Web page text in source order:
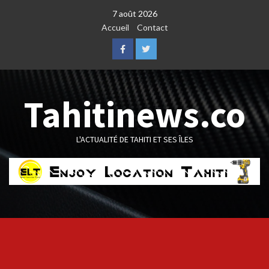
7 août 2026
Accueil
Contact
FacebookTwitter
Tahitinews.co
L'ACTUALITÉ DE TAHITI ET SES ÎLES